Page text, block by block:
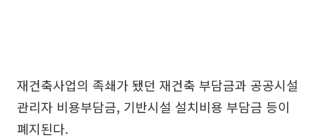
재건축사업의 족쇄가 됐던 재건축 부담금과 공공시설
관리자 비용부담금, 기반시설 설치비용 부담금 등이
폐지된다.